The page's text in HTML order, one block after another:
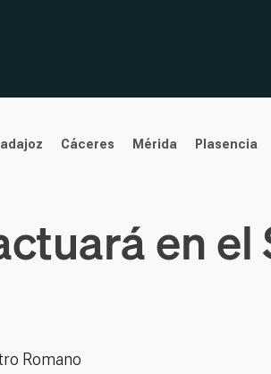
Cáceres Mérida Plasencia
en
Romano